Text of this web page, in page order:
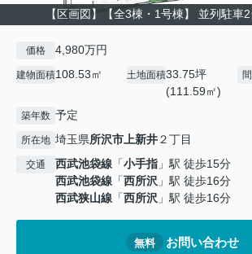
【区画図】【全3棟・1号棟】 並列駐車2
価格 4,980万円
建物面積108.53㎡ 土地面積33.75坪
(111.59㎡)
築年数 予定
所在地 埼玉県所沢市上新井２丁目
交通 西武池袋線 「小手指 」駅 徒歩15分
西武池袋線 「西所沢 」駅 徒歩16分
西武狭山線 「西所沢 」駅 徒歩16分
無料 お問い合わせ